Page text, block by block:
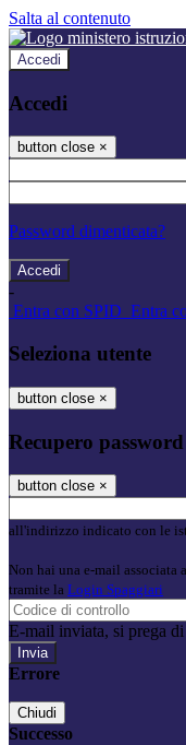
Salta al contenuto
Accedi
Accedi
button close ×
Password dimenticata?
-
Entra con SPID Entra
Seleziona utente
button close ×
Recupero password
button close ×
all'indirizzo indicato con le
Non hai una e-mail associata
tramite la Login Spaggiari
E-mail inviata, si prega
Errore
Chiudi
Successo